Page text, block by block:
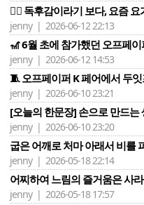
🧘‍♀️ 독후감이라기 보다, 요즘
jenny | 2026-06-12 22:13
🎢 6월 초에 참가했던 오프페
jenny | 2026-06-12 14:53
🧵 오프페이퍼 K 페어에서 두
jenny | 2026-06-10 23:21
[오늘의 한문장] 손으로 만드는
jenny | 2026-06-10 23:20
굽은 어깨로 처마 아래서 비를
jenny | 2026-05-18 22:14
어찌하여 느림의 즐거움은 사
jenny | 2026-05-18 17:57